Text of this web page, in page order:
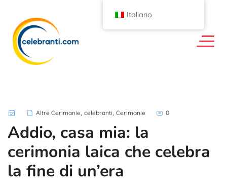
Altre Cerimonie, celebranti, Cerimonie 0
Addio, casa mia: la
cerimonia laica che celebra
la fine di un’era
Italiano